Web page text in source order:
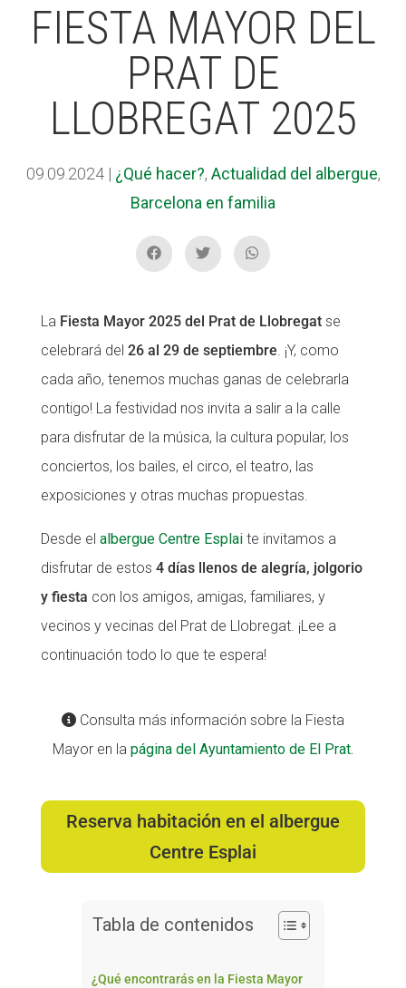
FIESTA MAYOR DEL
PRAT DE
LLOBREGAT 2025
09.09.2024| ¿Qué hacer?, Actualidad del albergue,
Barcelona en familia
La Fiesta Mayor 2025 del Prat de Llobregatse
celebrará del 26 al 29 de septiembre. ¡Y, como
cada año, tenemos muchas ganas de celebrarla
contigo! La festividad nos invita a salir a la calle
para disfrutar de la música, la cultura popular, los
conciertos, los bailes, el circo, el teatro, las
exposiciones y otras muchas propuestas.
Desde el albergue Centre Esplaite invitamos a
disfrutar de estos 4 días llenos de alegría, jolgorio
y fiesta con los amigos, amigas, familiares, y
vecinos y vecinas del Prat de Llobregat. ¡Lee a
continuación todo lo que te espera!
Consulta más información sobre la Fiesta
Mayor en la página del Ayuntamiento de El Prat.
Reserva habitación en el albergue
Centre Esplai
Tabla de contenidos
¿Qué encontrarás en la Fiesta Mayor
ACCIÓ SOCIAL I JOVES
ESPLAIS
SUPORT TERCER SECTOR
CONEIX FUNDESPLAI
Missió i valors
Memòria d'activitats
Proposta educativa
Notícies
Diari de la Fundació
Fundesplai als mitjans
Xarxes socials
COL·LABORA
ACCIÓ SOCIAL I JOVES
ESPLAIS
SUPORT TERCER SECTOR
CONEIX FUNDESPLAI
Missió i valors
Memòria d'activitats
Proposta educativa
Notícies
Diari de la Fundació
Fundesplai als mitjans
Xarxes socials
COL·LABORA